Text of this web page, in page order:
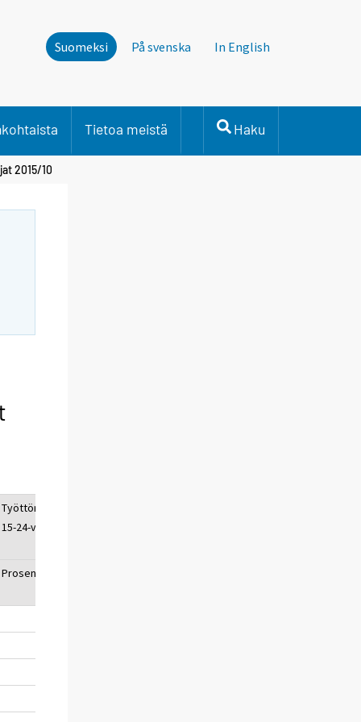
Suomeksi På svenska In English
Tietoa meistä Haku
2015/10
Työttömyysaste,
15-24-vuotiaat
Prosenttia, %